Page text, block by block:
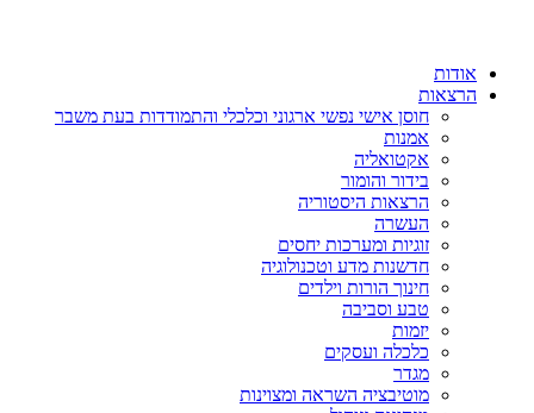
אודות
הרצאות
חוסן אישי נפשי ארגוני וכלכלי והתמודדות בעת משבר
אמנות
אקטואליה
בידור והומור
הרצאות היסטוריה
העשרה
זוגיות ומערכות יחסים
חדשנות מדע וטכנולוגיה
חינוך הורות וילדים
טבע וסביבה
יזמות
כלכלה ועסקים
מגדר
מוטיבציה השראה ומצוינות